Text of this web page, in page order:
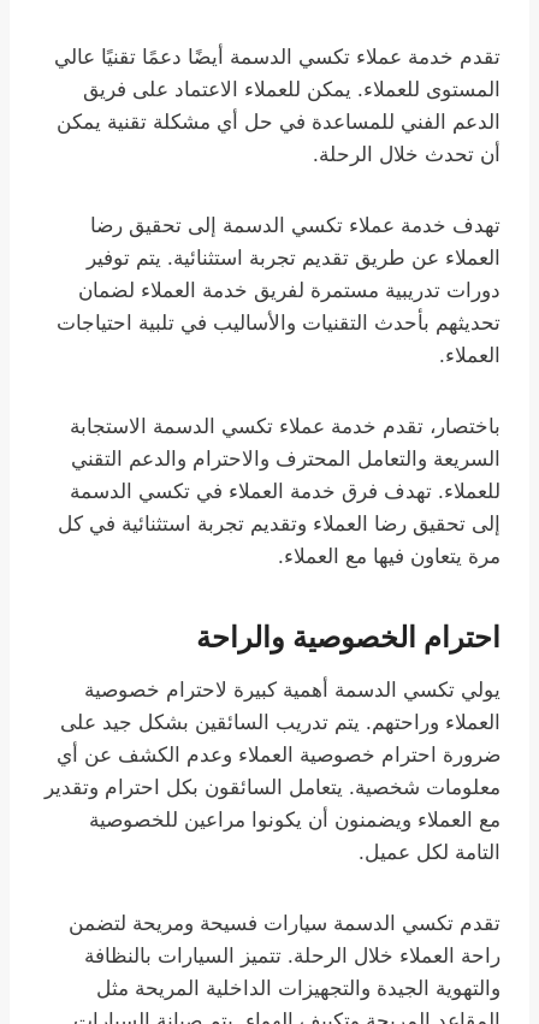
تقدم خدمة عملاء تكسي الدسمة أيضًا دعمًا تقنيًا عالي
المستوى للعملاء. يمكن للعملاء الاعتماد على فريق
الدعم الفني للمساعدة في حل أي مشكلة تقنية يمكن
أن تحدث خلال الرحلة.
تهدف خدمة عملاء تكسي الدسمة إلى تحقيق رضا
العملاء عن طريق تقديم تجربة استثنائية. يتم توفير
دورات تدريبية مستمرة لفريق خدمة العملاء لضمان
تحديثهم بأحدث التقنيات والأساليب في تلبية احتياجات
العملاء.
باختصار، تقدم خدمة عملاء تكسي الدسمة الاستجابة
السريعة والتعامل المحترف والاحترام والدعم التقني
للعملاء. تهدف فرق خدمة العملاء في تكسي الدسمة
إلى تحقيق رضا العملاء وتقديم تجربة استثنائية في كل
مرة يتعاون فيها مع العملاء.
احترام الخصوصية والراحة
يولي تكسي الدسمة أهمية كبيرة لاحترام خصوصية
العملاء وراحتهم. يتم تدريب السائقين بشكل جيد على
ضرورة احترام خصوصية العملاء وعدم الكشف عن أي
معلومات شخصية. يتعامل السائقون بكل احترام وتقدير
مع العملاء ويضمنون أن يكونوا مراعين للخصوصية
التامة لكل عميل.
تقدم تكسي الدسمة سيارات فسيحة ومريحة لتضمن
راحة العملاء خلال الرحلة. تتميز السيارات بالنظافة
والتهوية الجيدة والتجهيزات الداخلية المريحة مثل